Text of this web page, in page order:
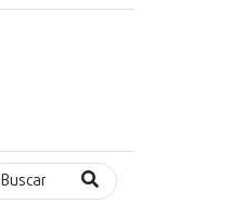
Buscar